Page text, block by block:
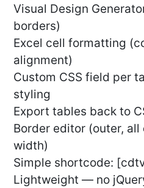
Visual Design
borders)
Excel cell formatting
alignment)
Custom CSS field per
styling
Export tables back to
Border editor (outer,
width)
Simple shortcode:
Lightweight — no